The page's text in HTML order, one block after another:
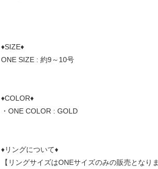
♦SIZE♦
ONE SIZE : 約9～10号
♦COLOR♦
・ONE COLOR : GOLD
♦リングについて♦
【リングサイズはONEサイズのみの販売となり